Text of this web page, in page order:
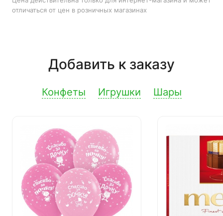
отличаться от цен в розничных магазинах
Добавить к заказу
Конфеты Игрушки Шары